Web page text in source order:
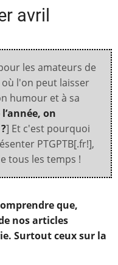
avril
les amateurs de
où l'on peut laisser
humour et à sa
on
] Et c'est pourquoi
PTGPTB[.fr!],
tous les temps !
que,
nos articles
Surtout ceux sur la